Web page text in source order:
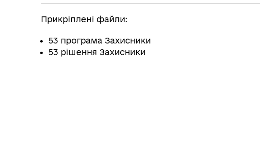
Прикріплені файли:
53 програма Захисники
53 рішення Захисники